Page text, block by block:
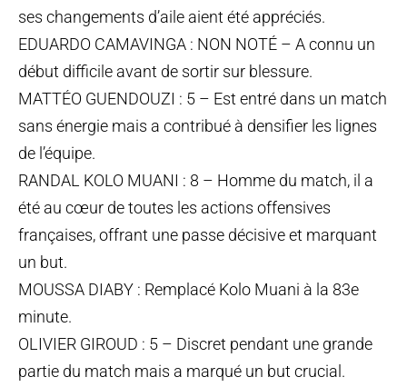
ses changements d’aile aient été appréciés.
EDUARDO CAMAVINGA : NON NOTÉ – A connu un
début difficile avant de sortir sur blessure.
MATTÉO GUENDOUZI : 5 – Est entré dans un match
sans énergie mais a contribué à densifier les lignes
de l’équipe.
RANDAL KOLO MUANI : 8 – Homme du match, il a
été au cœur de toutes les actions offensives
françaises, offrant une passe décisive et marquant
un but.
MOUSSA DIABY : Remplacé Kolo Muani à la 83e
minute.
OLIVIER GIROUD : 5 – Discret pendant une grande
partie du match mais a marqué un but crucial.